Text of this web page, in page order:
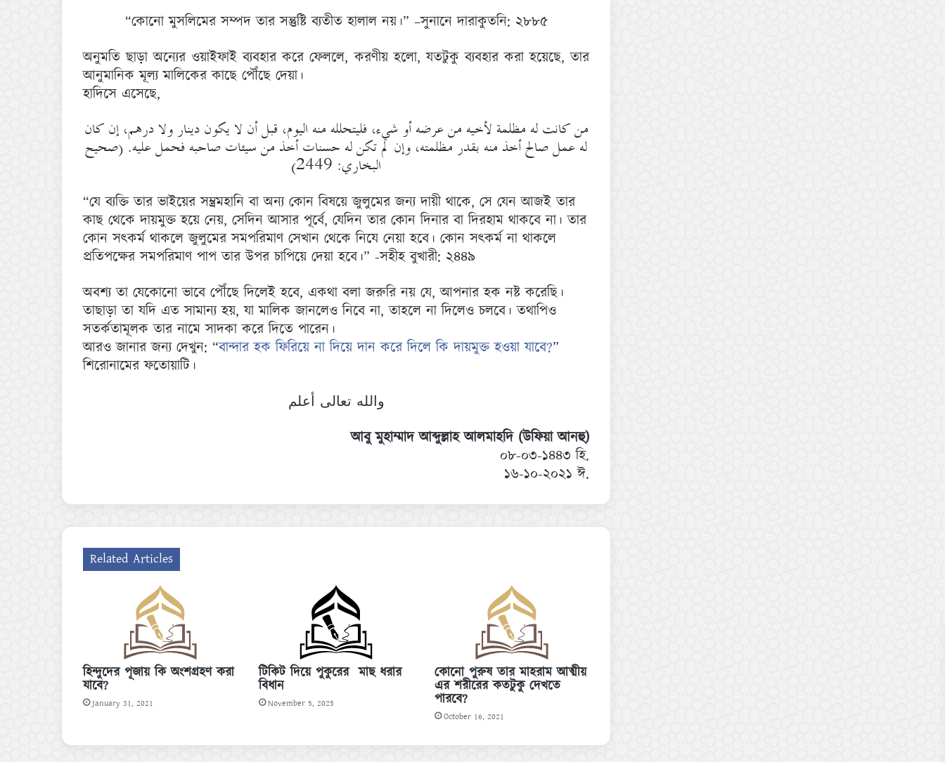
“কোনো মুসলিমের সম্পদ তার সন্তুষ্টি ব্যতীত হালাল নয়।” –সুনানে দারাকুতনি: ২৮৮৫
অনুমতি ছাড়া অন্যের ওয়াইফাই ব্যবহার করে ফেললে, করণীয় হলো, যতটুকু ব্যবহার করা হয়েছে, তার
আনুমানিক মূল্য মালিকের কাছে পৌঁছে দেয়া।
হাদিসে এসেছে,
من كانت له مظلمة لأخيه من عرضه أو شيء، فليتحلله منه اليوم، قبل أن لا يكون دينار ولا درهم، إن كان
له عمل صالح أخذ منه بقدر مظلمته، وإن لم تكن له حسنات أخذ من سيئات صاحبه فحمل عليه. (صحيح
البخاري: 2449)
“যে ব্যক্তি তার ভাইয়ের সম্ভ্রমহানি বা অন্য কোন বিষয়ে জুলুমের জন্য দায়ী থাকে, সে যেন আজই তার
কাছ থেকে দায়মুক্ত হয়ে নেয়, সেদিন আসার পূর্বে, যেদিন তার কোন দিনার বা দিরহাম থাকবে না। তার
কোন সৎকর্ম থাকলে জুলুমের সমপরিমাণ সেখান থেকে নিযে নেয়া হবে। কোন সৎকর্ম না থাকলে
প্রতিপক্ষের সমপরিমাণ পাপ তার উপর চাপিয়ে দেয়া হবে।” -সহীহ বুখারী: ২৪৪৯
অবশ্য তা যেকোনো ভাবে পৌঁছে দিলেই হবে, একথা বলা জরুরি নয় যে, আপনার হক নষ্ট করেছি।
তাছাড়া তা যদি এত সামান্য হয়, যা মালিক জানলেও নিবে না, তাহলে না দিলেও চলবে। তথাপিও
সতর্কতামূলক তার নামে সাদকা করে দিতে পারেন।
আরও জানার জন্য দেখুন: “বান্দার হক ফিরিয়ে না দিয়ে দান করে দিলে কি দায়মুক্ত হওয়া যাবে?”
শিরোনামের ফতোয়াটি।
والله تعالى أعلم
আবু মুহাম্মাদ আব্দুল্লাহ আলমাহদি (উফিয়া আনহু)
০৮-০৩-১৪৪৩ হি.
১৬-১০-২০২১ ঈ.
Related Articles
হিন্দুদের পূজায় কি অংশগ্রহণ করা
যাবে?
January 31, 2021
টিকিট দিয়ে পুকুরের মাছ ধরার
বিধান
November 5, 2025
কোনো পুরুষ তার মাহরাম আত্মীয়
এর শরীরের কতটুকু দেখতে
পারবে?
October 16, 2021